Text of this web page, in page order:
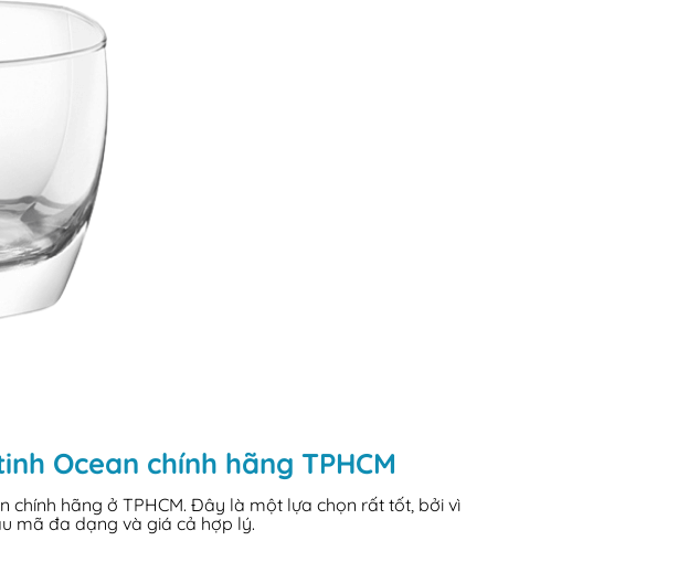
Ocean chính hãng TPHCM
hãng ở TPHCM. Đây là một lựa chọn rất tốt, bởi vì
mã đa dạng và giá cả hợp lý.